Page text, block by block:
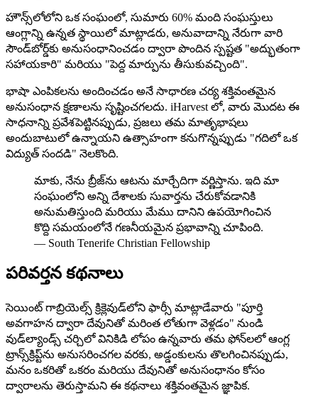
హౌన్స్‌లోలోని ఒక సంఘంలో, సుమారు 60% మంది సంఘస్తులు
ఆంగ్లాన్ని ఉన్నత స్థాయిలో మాట్లాడరు, అనువాదాన్ని నేరుగా వారి
సౌండ్‌బోర్డ్‌కు అనుసంధానించడం ద్వారా పొందిన స్పష్టత "అద్భుతంగా
సహాయకారి" మరియు "పెద్ద మార్పును తీసుకువచ్చింది".
భాషా ఎంపికలను అందించడం అనే సాధారణ చర్య శక్తివంతమైన
అనుసంధాన క్షణాలను సృష్టించగలదు. iHarvest లో, వారు మొదట ఈ
సాధనాన్ని ప్రవేశపెట్టినప్పుడు, ప్రజలు తమ మాతృభాషలు
అందుబాటులో ఉన్నాయని ఉత్సాహంగా కనుగొన్నప్పుడు "గదిలో ఒక
విద్యుత్ సందడి" నెలకొంది.
మాకు, నేను బ్రీజ్‌ను ఆటను మార్చేదిగా వర్ణిస్తాను. ఇది మా
సంఘంలోని అన్ని దేశాలకు సువార్తను చేరుకోవడానికి
అనుమతిస్తుంది మరియు మేము దానిని ఉపయోగించిన
కొద్ది సమయంలోనే గణనీయమైన ప్రభావాన్ని చూపింది.
— South Tenerife Christian Fellowship
పరివర్తన కథనాలు
సెయింట్ గాబ్రియెల్స్ క్రిక్లెవుడ్‌లోని ఫార్సీ మాట్లాడేవారు "పూర్తి
అవగాహన ద్వారా దేవునితో మరింత లోతుగా వెళ్లడం" నుండి
వుడ్‌ల్యాండ్స్ చర్చిలో వినికిడి లోపం ఉన్నవారు తమ ఫోన్‌లలో ఆంగ్ల
ట్రాన్స్‌క్రిప్ట్‌ను అనుసరించగల వరకు, అడ్డంకులను తొలగించినప్పుడు,
మనం ఒకరితో ఒకరం మరియు దేవునితో అనుసంధానం కోసం
ద్వారాలను తెరుస్తామని ఈ కథనాలు శక్తివంతమైన జ్ఞాపిక.